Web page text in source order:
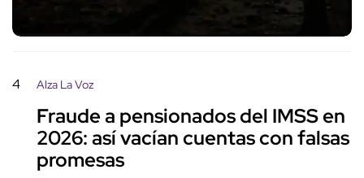
4 Alza La Voz
Fraude a pensionados del IMSS en
2026: así vacían cuentas con falsas
promesas